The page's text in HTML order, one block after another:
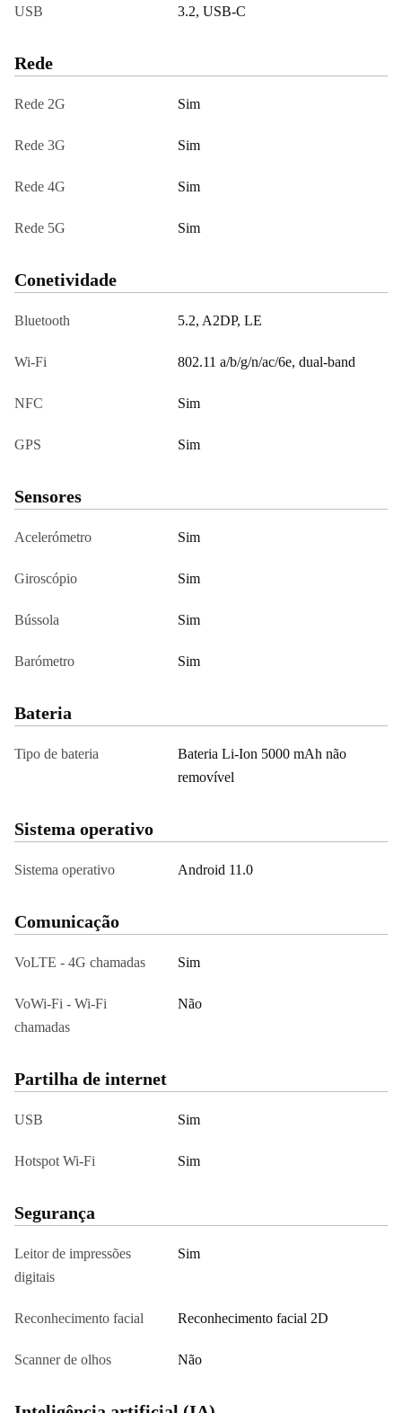
USB 3.2, USB-C
Rede
Rede 2G Sim
Rede 3G Sim
Rede 4G Sim
Rede 5G Sim
Conetividade
Bluetooth 5.2, A2DP, LE
Wi-Fi 802.11 a/b/g/n/ac/6e, dual-band
NFC Sim
GPS Sim
Sensores
Acelerómetro Sim
Giroscópio Sim
Bússola Sim
Barómetro Sim
Bateria
Tipo de bateria
Bateria Li-Ion 5000 mAh não
removível
Sistema operativo
Sistema operativo Android 11.0
Comunicação
VoLTE - 4G chamadas Sim
VoWi-Fi - Wi-Fi
chamadas
Não
Partilha de internet
USB Sim
Hotspot Wi-Fi Sim
Segurança
Leitor de impressões
digitais
Sim
Reconhecimento facial Reconhecimento facial 2D
Scanner de olhos Não